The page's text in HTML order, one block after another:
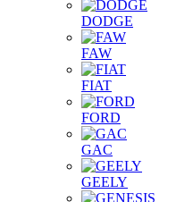
DODGE
FAW
FIAT
FORD
GAC
GEELY